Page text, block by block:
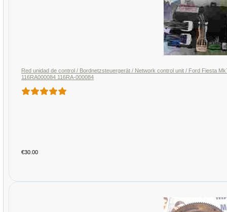
Red unidad de control / Bordnetzsteuergerät / Network control unit / Ford Fiesta
116RA000084 116RA-000084
€30.00